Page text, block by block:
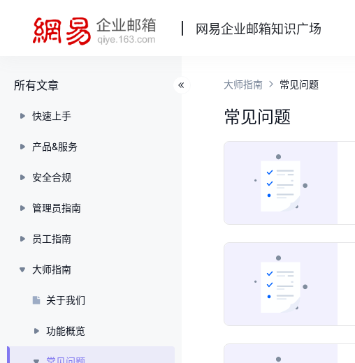
网易企业邮箱知识广场
所有文章
快速上手
产品&服务
安全合规
管理员指南
员工指南
大师指南
关于我们
功能概览
大师指南 常见问题
常见问题